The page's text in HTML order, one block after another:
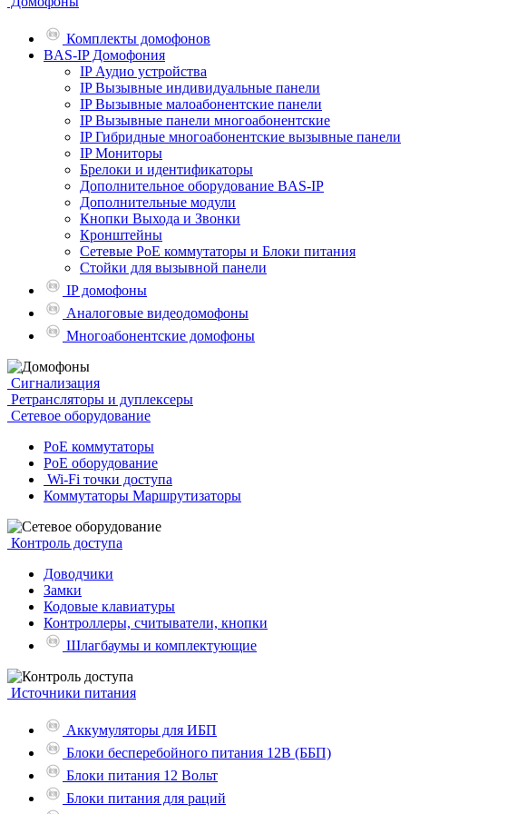
Комплекты домофонов
BAS-IP Домофония
IP Аудио устройства
IP Вызывные индивидуальные панели
IP Вызывные малоабонентские панели
IP Вызывные панели многоабонентские
IP Гибридные многоабонентские вызывные панели
IP Мониторы
Брелоки и идентификаторы
Дополнительное оборудование BAS-IP
Дополнительные модули
Кнопки Выхода и Звонки
Кронштейны
Сетевые PoE коммутаторы и Блоки питания
Стойки для вызывной панели
IP домофоны
Аналоговые видеодомофоны
Многоабонентские домофоны
Сигнализация
Ретрансляторы и дуплексеры
Сетевое оборудование
PoE коммутаторы
PoE оборудование
Wi-Fi точки доступа
Коммутаторы Маршрутизаторы
Контроль доступа
Доводчики
Замки
Кодовые клавиатуры
Контроллеры, считыватели, кнопки
Шлагбаумы и комплектующие
Источники питания
Аккумуляторы для ИБП
Блоки бесперебойного питания 12В (ББП)
Блоки питания 12 Вольт
Блоки питания для раций